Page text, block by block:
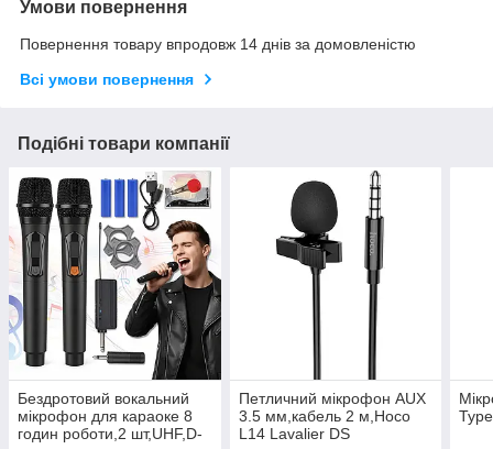
Умови повернення
Повернення товару впродовж 14 днів за домовленістю
Всі умови повернення
Подібні товари компанії
Бездротовий вокальний
мікрофон для караоке 8
годин роботи,2 шт,UHF,D-
Петличний мікрофон AUX
3.5 мм,кабель 2 м,Hoco
L14 Lavalier DS